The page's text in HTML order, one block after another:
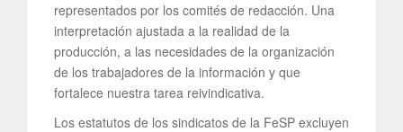
representados por los comités de redacción. Una
interpretación ajustada a la realidad de la
producción, a las necesidades de la organización
de los trabajadores de la información y que
fortalece nuestra tarea reivindicativa.
Los estatutos de los sindicatos de la FeSP excluyen